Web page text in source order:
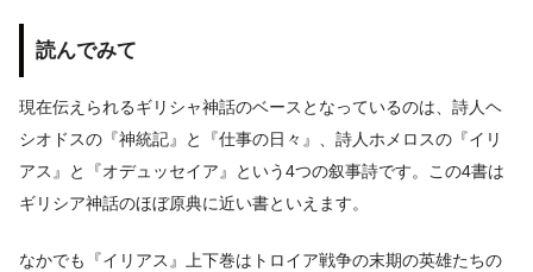
読んでみて
現在伝えられるギリシャ神話のベースとなっているのは、詩人ヘ
シオドスの『神統記』と『仕事の日々』、詩人ホメロスの『イリ
アス』と『オデュッセイア』という4つの叙事詩です。この4書は
ギリシア神話のほぼ原典に近い書といえます。
なかでも『イリアス』上下巻はトロイア戦争の末期の英雄たちの